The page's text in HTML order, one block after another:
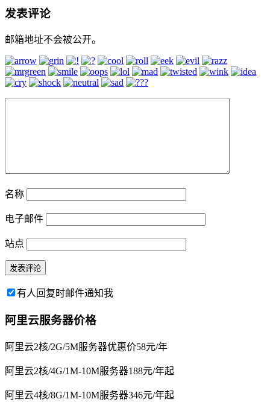
发表评论
邮箱地址不会被公开。
名称
电子邮件
站点
有人回复时邮件通知我
阿里云服务器价格
阿里云2核/2G/5M服务器优惠价58元/年
阿里云2核/4G/1M-10M服务器188元/年起
阿里云4核/8G/1M-10M服务器346元/年起